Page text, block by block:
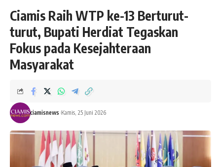
Ciamis Raih WTP ke-13 Berturut-
turut, Bupati Herdiat Tegaskan
Fokus pada Kesejahteraan
Masyarakat
ciamisnews Kamis, 25 Juni 2026